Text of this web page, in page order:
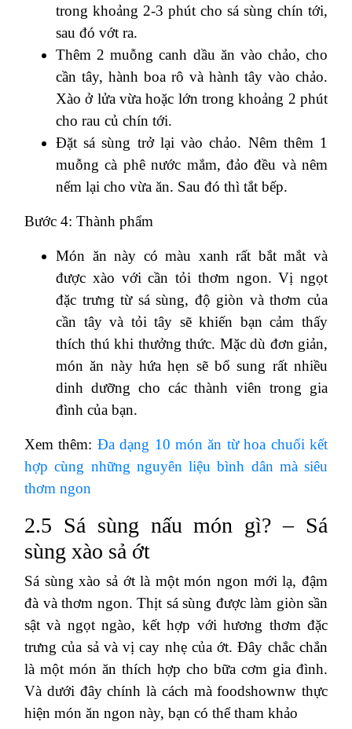
trong khoảng 2-3 phút cho sá sùng chín tới,
sau đó vớt ra.
Thêm 2 muỗng canh dầu ăn vào chảo, cho
cần tây, hành boa rô và hành tây vào chảo.
Xào ở lửa vừa hoặc lớn trong khoảng 2 phút
cho rau củ chín tới.
Đặt sá sùng trở lại vào chảo. Nêm thêm 1
muỗng cà phê nước mắm, đảo đều và nêm
nếm lại cho vừa ăn. Sau đó thì tắt bếp.
Bước 4: Thành phẩm
Món ăn này có màu xanh rất bắt mắt và
được xào với cần tỏi thơm ngon. Vị ngọt
đặc trưng từ sá sùng, độ giòn và thơm của
cần tây và tỏi tây sẽ khiến bạn cảm thấy
thích thú khi thưởng thức. Mặc dù đơn giản,
món ăn này hứa hẹn sẽ bổ sung rất nhiều
dinh dưỡng cho các thành viên trong gia
đình của bạn.
Xem thêm: Đa dạng 10 món ăn từ hoa chuối kết
hợp cùng những nguyên liệu bình dân mà siêu
thơm ngon
2.5 Sá sùng nấu món gì? – Sá
sùng xào sả ớt
Sá sùng xào sả ớt là một món ngon mới lạ, đậm
đà và thơm ngon. Thịt sá sùng được làm giòn sần
sật và ngọt ngào, kết hợp với hương thơm đặc
trưng của sả và vị cay nhẹ của ớt. Đây chắc chắn
là một món ăn thích hợp cho bữa cơm gia đình.
Và dưới đây chính là cách mà foodshownw thực
hiện món ăn ngon này, bạn có thể tham khảo